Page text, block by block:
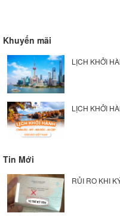
Khuyến mãi
LỊCH KHỞI
LỊCH KHỞI
Tin Mới
RỦI RO KHI